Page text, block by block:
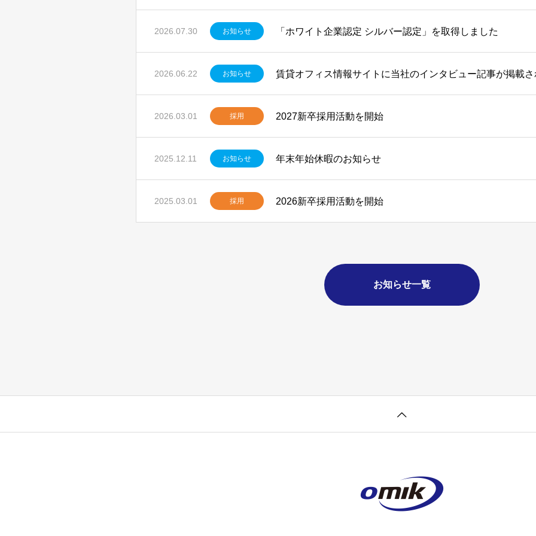
2026.07.30 お知らせ 「ホワイト企業認定 シルバー認定」を取得しました
2026.06.22 お知らせ 賃貸オフィス情報サイトに当社のインタビュー記事が掲載
2026.03.01 採用 2027新卒採用活動を開始
2025.12.11 お知らせ 年末年始休暇のお知らせ
2025.03.01 採用 2026新卒採用活動を開始
お知らせ一覧